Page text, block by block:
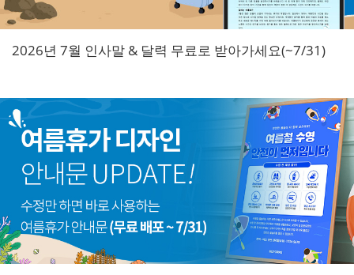
2026년 7월 인사말 & 달력 무료로 받아가세요(~7/31)